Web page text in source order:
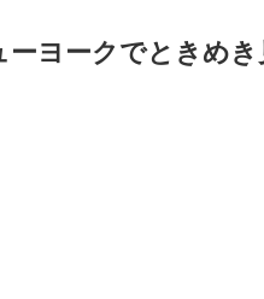
ーヨークでときめ